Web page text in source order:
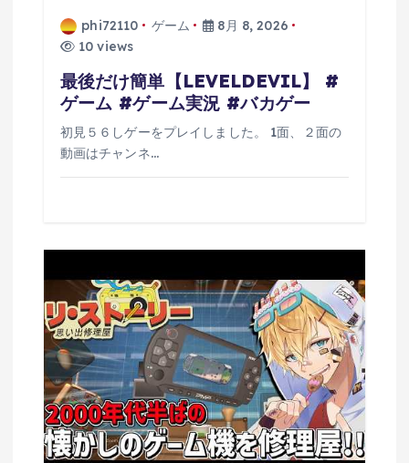
phi72110 ゲーム
8月 8, 2026
10 views
最後だけ簡単【LEVELDEVIL】 #
ゲーム #ゲーム実況 #バカゲー
初見５６しゲーをプレイしました。 1面、２面の
動画はチャンネ…